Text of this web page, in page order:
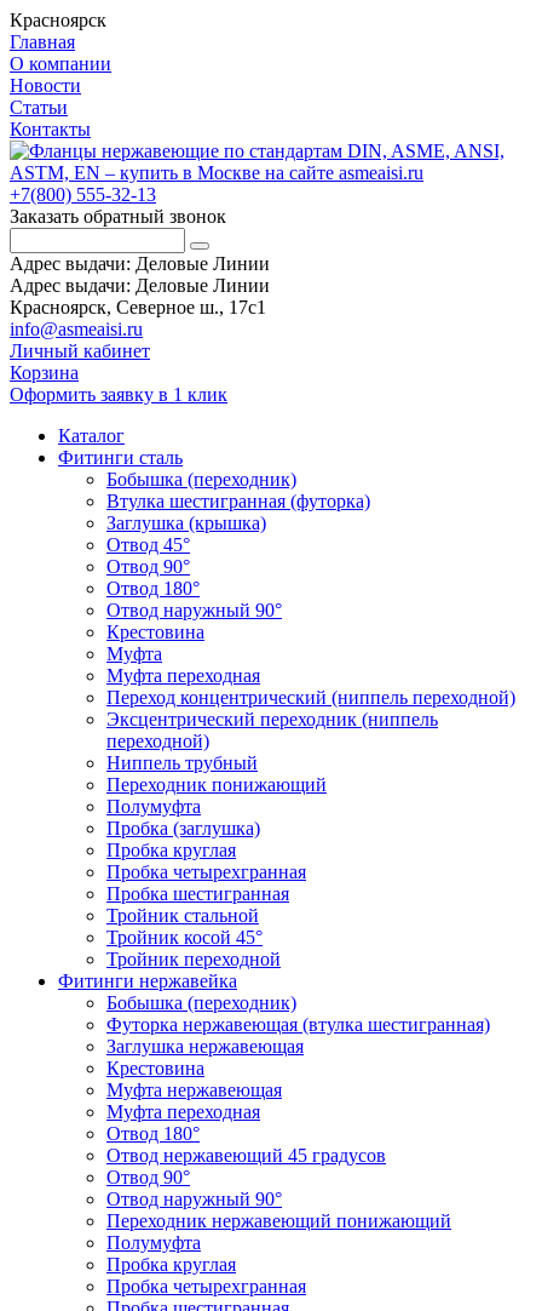
Красноярск
Главная
О компании
Новости
Статьи
Контакты
+7(800) 555-32-13
Заказать обратный звонок
Адрес выдачи: Деловые Линии
Адрес выдачи: Деловые Линии
Красноярск, Северное ш., 17с1
info@asmeaisi.ru
Личный кабинет
Корзина
Оформить заявку в 1 клик
Каталог
Фитинги сталь
Бобышка (переходник)
Втулка шестигранная (футорка)
Заглушка (крышка)
Отвод 45°
Отвод 90°
Отвод 180°
Отвод наружный 90°
Крестовина
Муфта
Муфта переходная
Переход концентрический (ниппель переходной)
Эксцентрический переходник (ниппель
переходной)
Ниппель трубный
Переходник понижающий
Полумуфта
Пробка (заглушка)
Пробка круглая
Пробка четырехгранная
Пробка шестигранная
Тройник стальной
Тройник косой 45°
Тройник переходной
Фитинги нержавейка
Бобышка (переходник)
Футорка нержавеющая (втулка шестигранная)
Заглушка нержавеющая
Крестовина
Муфта нержавеющая
Муфта переходная
Отвод 180°
Отвод нержавеющий 45 градусов
Отвод 90°
Отвод наружный 90°
Переходник нержавеющий понижающий
Полумуфта
Пробка круглая
Пробка четырехгранная